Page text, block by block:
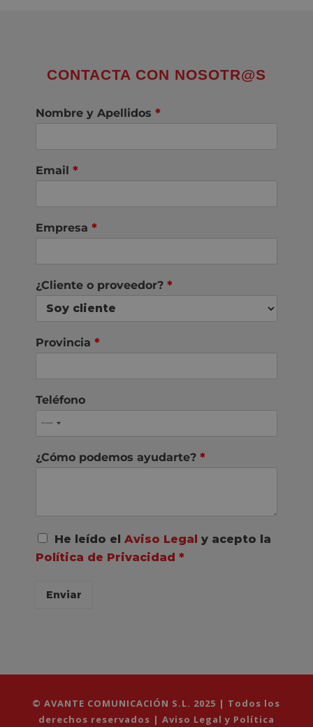
CONTACTA CON NOSOTR@S
Nombre y Apellidos *
Email *
Empresa *
¿Cliente o proveedor? *
Provincia *
Teléfono
¿Cómo podemos ayudarte? *
A
u
D
He leído el Aviso Legal y acepto la
Política de Privacidad *
Enviar
© AVANTE COMUNICACIÓN S.L. 2025 | Todos los
derechos reservados | Aviso Legal y Política